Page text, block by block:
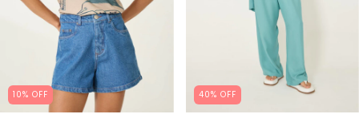
10% OFF 40% OFF